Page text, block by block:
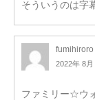
そういうのは字
fumihiroro
2022年 8月
ファミリー☆ウ